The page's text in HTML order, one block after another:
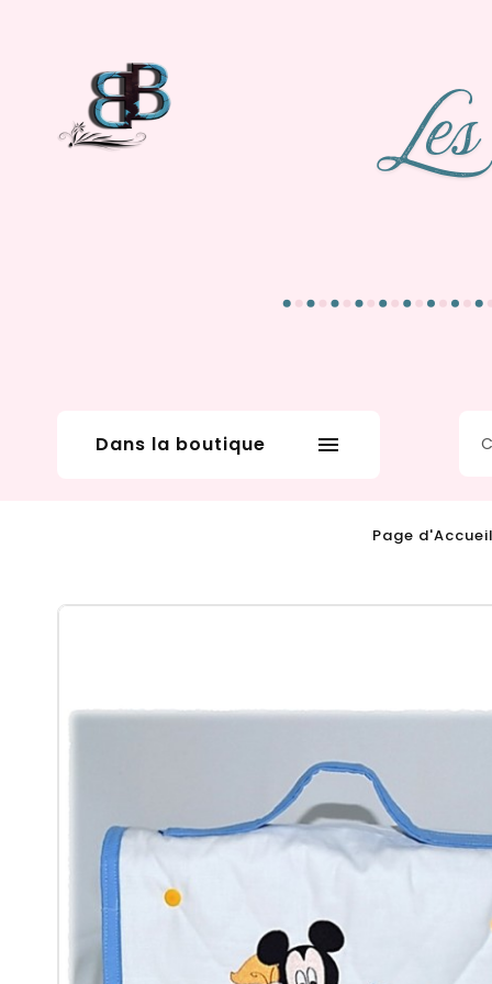
Dans la boutique 
Page